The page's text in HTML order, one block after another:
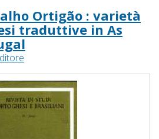
Ortigão : varietà
traduttive in As